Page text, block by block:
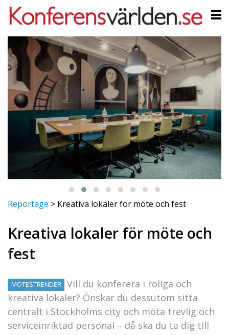
Reportage > Kreativa lokaler för möte och fest
Kreativa lokaler för möte och
fest
MÖTESTRENDER
Vill du konferera i roliga och
kreativa lokaler? Önskar du dessutom sitta
centralt i Stockholms city och möta trevlig och
serviceinriktad personal – då ska du ta dig till